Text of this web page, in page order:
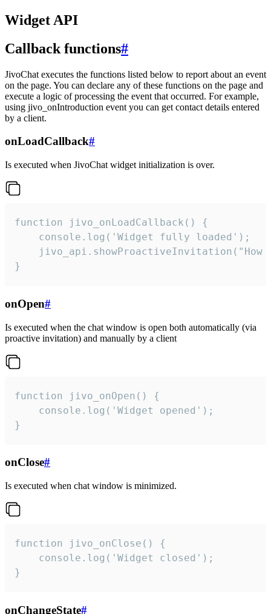
Widget API
Callback functions#
JivoChat executes the functions listed below to report about an event
on the page. You can declare any of these functions on the page and
execute a logic of processing the event that occurred. For example,
using jivo_onIntroduction event you can get contact details entered
by a client.
onLoadCallback#
Is executed when JivoChat widget initialization is over.
function jivo_onLoadCallback() {
    console.log('Widget fully loaded');
jivo_api.showProactiveInvitation("How
}
onOpen#
Is executed when the chat window is open both automatically (via
proactive invitation) and manually by a client
function jivo_onOpen() {
    console.log('Widget opened');
}
onClose#
Is executed when chat window is minimized.
function jivo_onClose() {
    console.log('Widget closed');
}
onChangeState#